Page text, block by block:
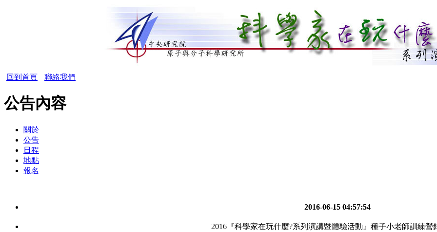
回到首頁 聯絡我們
公告內容
關於
公告
日程
地點
報名
2016-06-15 04:57:54
2016『科學家在玩什麼?系列演講暨體驗活動』種子小老師訓練營